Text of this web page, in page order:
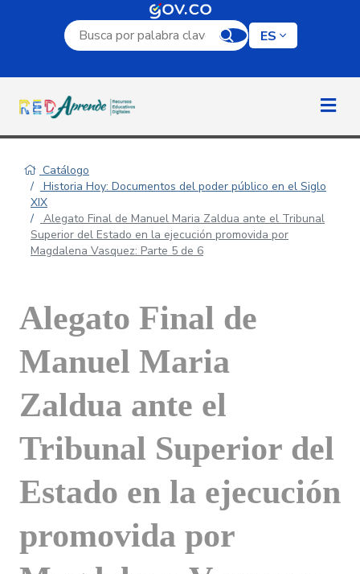
Campo de búsqueda por palabra clave
ES
Catálogo
Historia Hoy: Documentos del poder público en el Siglo
XIX
Alegato Final de Manuel Maria Zaldua ante el Tribunal
Superior del Estado en la ejecución promovida por
Magdalena Vasquez: Parte 5 de 6
Alegato Final de
Manuel Maria
Zaldua ante el
Tribunal Superior del
Estado en la ejecución
promovida por